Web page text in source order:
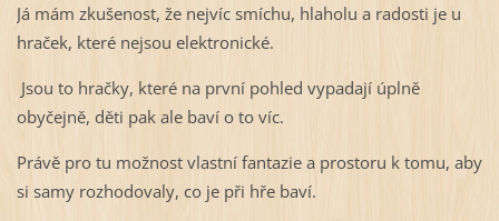
Já mám zkušenost, že nejvíc smíchu, hlaholu a radosti je u
hraček, které nejsou elektronické.
Jsou to hračky, které na první pohled vypadají úplně
obyčejně, děti pak ale baví o to víc.
Právě pro tu možnost vlastní fantazie a prostoru k tomu, aby
si samy rozhodovaly, co je při hře baví.